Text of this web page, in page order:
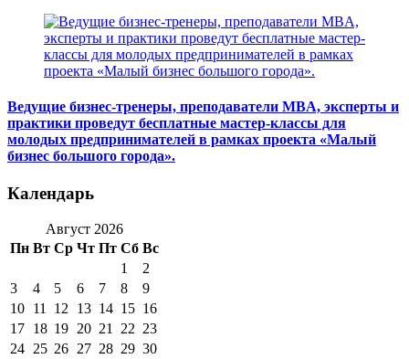
Ведущие бизнес-тренеры, преподаватели MBA, эксперты и
практики проведут бесплатные мастер-классы для
молодых предпринимателей в рамках проекта «Малый
бизнес большого города».
Календарь
Август 2026
Пн Вт Ср Чт Пт Сб Вс
1
2
3
4 5 6 7 8
9
10 11 12 13 14 15 16
17 18 19 20 21 22 23
24 25 26 27 28 29 30